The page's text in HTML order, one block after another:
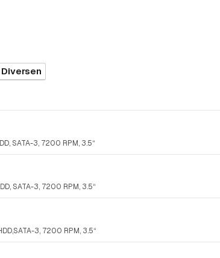
Diversen
SATA-3, 7200 RPM, 3.5“
SATA-3, 7200 RPM, 3.5“
3, 7200 RPM, 3.5“